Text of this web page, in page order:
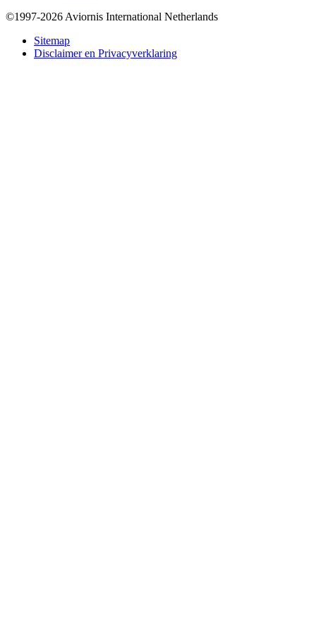
Bottom
©1997-2026 Aviornis International Netherlands
Sitemap
Disclaimer en Privacyverklaring